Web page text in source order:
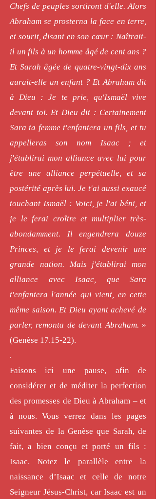
Chefs de peuples sortiront d'elle. Alors
Abraham se prosterna la face en terre,
et sourit, disant en son cœur : Naîtrait-
il un fils à un homme âgé de cent ans ?
Et Sarah âgée de quatre-vingt-dix ans
aurait-elle un enfant ? Et Abraham dit
à Dieu : Je te prie, qu'Ismaël vive
devant toi. Et Dieu dit : Certainement
Sara ta femme t'enfantera un fils, et tu
appelleras son nom Isaac ; et
j'établirai mon alliance avec lui pour
être une alliance perpétuelle, et sa
postérité après lui. Je t'ai aussi exaucé
touchant Ismaël : Voici, je l'ai béni, et
je le ferai croître et multiplier très-
abondamment. Il engendrera douze
Princes, et je le ferai devenir une
grande nation. Mais j'établirai mon
alliance avec Isaac, que Sara
t'enfantera l'année qui vient, en cette
même saison. Et Dieu ayant achevé de
parler, remonta de devant Abraham. »
(Genèse 17.15-22).
.
Faisons ici une pause, afin de
considérer et de méditer la perfection
des promesses de Dieu à Abraham – et
à nous. Vous verrez dans les pages
suivantes de la Genèse que Sarah, de
fait, a bien conçu et porté un fils :
Isaac. Notez le parallèle entre la
naissance d’Isaac et celle de notre
Seigneur Jésus-Christ, car Isaac est un